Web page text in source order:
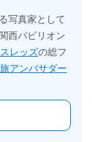
写真家として
西パビリオン
スレッズの総フ
アンバサダー